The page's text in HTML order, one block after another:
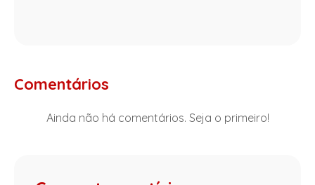
Comentários
Ainda não há comentários. Seja o primeiro!